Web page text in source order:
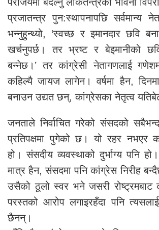
प्रजातन्त्र पुन:स्थापनापछि सर्वमान्य
भन्नुहुन्थ्यो, ‘स्वच्छ र इमानदार छवि
खर्चनुपर्छ। तर भ्रष्ट र बेइमानीको
बन्नेछ।’ तर कांग्रेसी नेतागणलाई
कहिल्यै जायज लागेन। वर्षमा हैन,
बनाउन उद्यत छन्, कांग्रेसका नेतृत्व
जनताले निर्वाचित गरेको संसदको
प्रतिपक्षमा पुगेको छ। यो रहर नभएर
हो। संसदीय व्यवस्थाको दुर्भाग्य पनि
मात्र हैन, संसदमा पनि कांग्रेस निरीह
उसैको ठूलो स्वर भने जसरी रोष्ट्रमबाट
परस्तको आरोप लगाइरहँदा पनि
छैनन्।